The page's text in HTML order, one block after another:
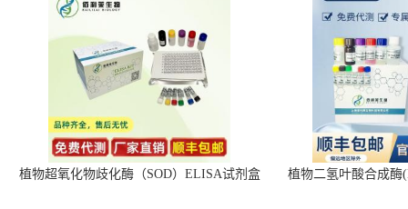
植物超氧化物歧化酶（SOD）ELISA试剂盒 植物二氢叶酸合成酶